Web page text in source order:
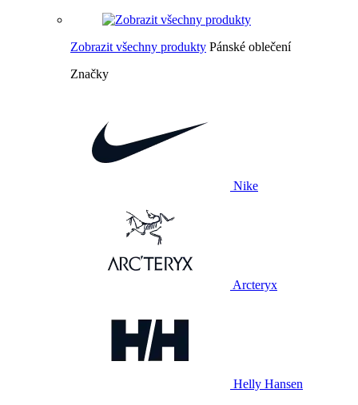
Zobrazit všechny produkty Pánské oblečení
Značky
Nike
Arcteryx
Helly Hansen